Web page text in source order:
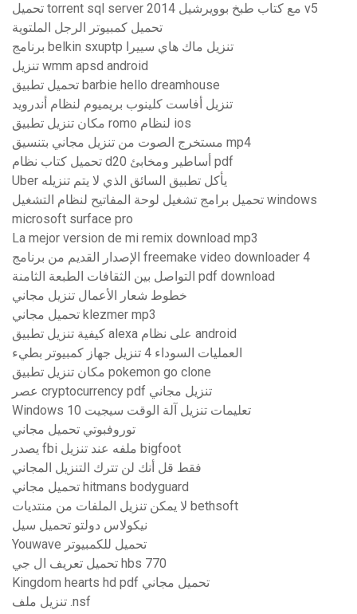
تحميل torrent sql server 2014 مع كتاب طبخ بوويرشيل v5
تحميل كمبيوتر الرجل الملتوية
برنامج belkin sxuptp تنزيل ماك هاي سييرا
تنزيل wmm apsd android
تحميل تطبيق barbie hello dreamhouse
تنزيل أفاست كلينوب بريميوم لنظام أندرويد
مكان تنزيل تطبيق romo لنظام ios
مستخرج الصوت من تنزيل مجاني بتنسيق mp4
تحميل كتاب نظام d20 أساطير ومخابئ pdf
Uber يأكل تطبيق السائق الذي لا يتم تنزيله
تحميل برامج تشغيل لوحة المفاتيح لنظام التشغيل windows
microsoft surface pro
La mejor version de mi remix download mp3
الإصدار القديم من برنامج freemake video downloader 4
التواصل بين الثقافات الطبعة الثامنة pdf download
خطوط شعار الأعمال تنزيل مجاني
تحميل مجاني klezmer mp3
كيفية تنزيل تطبيق alexa على نظام android
العمليات السوداء 4 تنزيل جهاز كمبيوتر بطيء
مكان تنزيل تطبيق pokemon go clone
عصر cryptocurrency pdf تنزيل مجاني
Windows 10 تعليمات تنزيل آلة الوقت سيجيت
توروفبوتي تحميل مجاني
يصدر fbi ملفه عند تنزيل bigfoot
فقط قل أنك لن تترك التنزيل المجاني
تحميل مجاني hitmans bodyguard
لا يمكن تنزيل الملفات من منتديات bethsoft
نيكولاس دولتو تحميل سيل
Youwave تحميل للكمبيوتر
تحميل تعريف ال جي hbs 770
Kingdom hearts hd pdf تحميل مجاني
تنزيل ملف .nsf